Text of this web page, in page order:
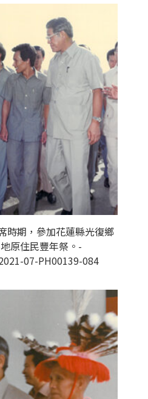
時期，參加花蓮縣光復鄉
原住民豐年祭。-
07-PH00139-084